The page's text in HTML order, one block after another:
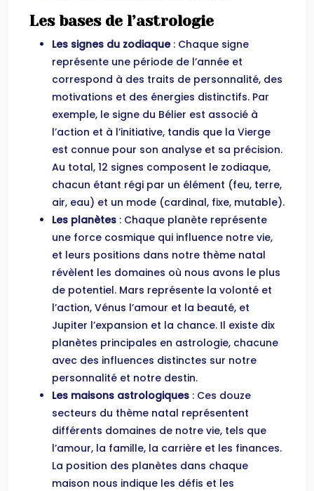
Les bases de l’astrologie
Les signes du zodiaque : Chaque signe
représente une période de l’année et
correspond à des traits de personnalité, des
motivations et des énergies distinctifs. Par
exemple, le signe du Bélier est associé à
l’action et à l’initiative, tandis que la Vierge
est connue pour son analyse et sa précision.
Au total, 12 signes composent le zodiaque,
chacun étant régi par un élément (feu, terre,
air, eau) et un mode (cardinal, fixe, mutable).
Les planètes : Chaque planète représente
une force cosmique qui influence notre vie,
et leurs positions dans notre thème natal
révèlent les domaines où nous avons le plus
de potentiel. Mars représente la volonté et
l’action, Vénus l’amour et la beauté, et
Jupiter l’expansion et la chance. Il existe dix
planètes principales en astrologie, chacune
avec des influences distinctes sur notre
personnalité et notre destin.
Les maisons astrologiques : Ces douze
secteurs du thème natal représentent
différents domaines de notre vie, tels que
l’amour, la famille, la carrière et les finances.
La position des planètes dans chaque
maison nous indique les défis et les